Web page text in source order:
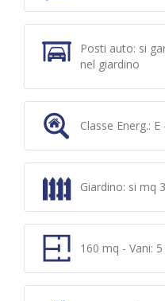
Posti auto: si
nel giardino
Classe Energ.:
Giardino: si mq
160 mq - Vani: 5